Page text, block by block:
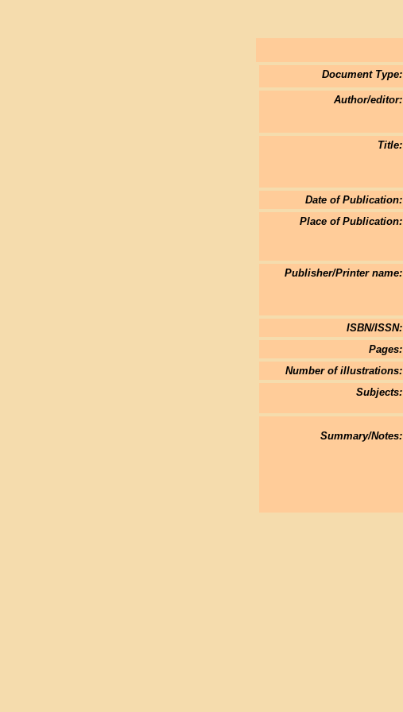
Document Type:
Author/editor:
Title:
Date of Publication:
Place of Publication:
Publisher/Printer name:
ISBN/ISSN:
Pages:
Number of illustrations:
Subjects:
Summary/Notes: